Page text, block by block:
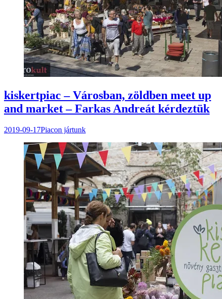
kiskertpiac – Városban, zöldben meet up
and market – Farkas Andreát kérdeztük
2019-09-17Piacon jártunk